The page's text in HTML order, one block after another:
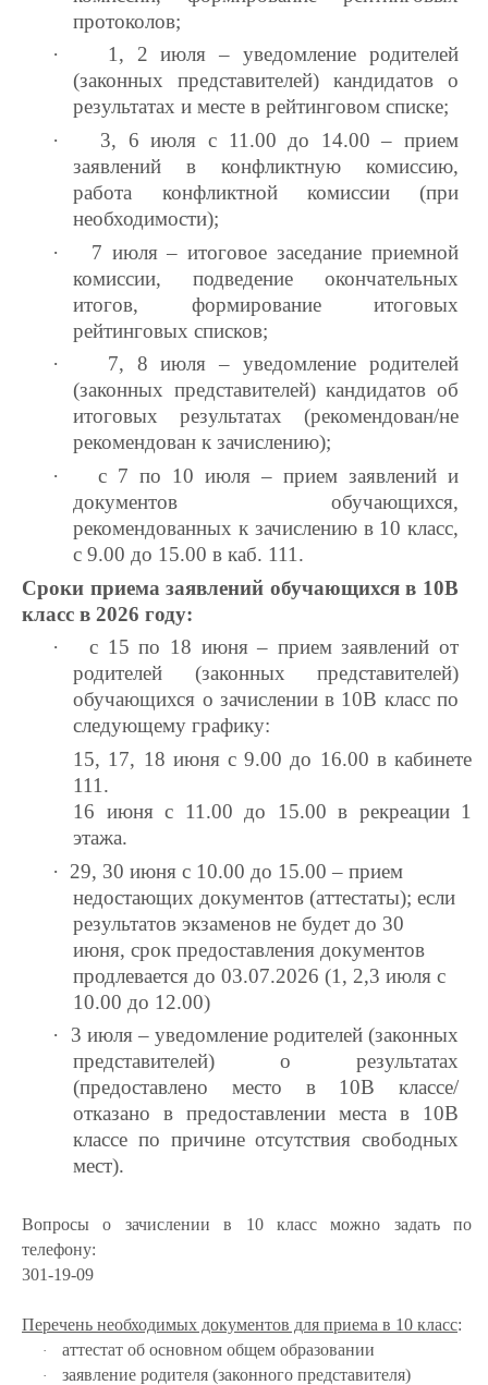
протоколов;
·
1, 2 июля – уведомление родителей
(законных представителей) кандидатов о
результатах и месте в рейтинговом списке;
·
3, 6 июля с 11.00 до 14.00 – прием
заявлений в конфликтную комиссию,
работа конфликтной комиссии (при
необходимости);
·
7 июля – итоговое заседание приемной
комиссии, подведение окончательных
итогов, формирование итоговых
рейтинговых списков;
·
7, 8 июля – уведомление родителей
(законных представителей) кандидатов об
итоговых результатах (рекомендован/не
рекомендован к зачислению);
·
с 7 по 10 июля – прием заявлений и
документов обучающихся,
рекомендованных к зачислению в 10 класс,
с 9.00 до 15.00 в каб. 111.
Сроки приема заявлений обучающихся в 10В
класс в 2026 году:
·
с 15 по 18 июня – прием заявлений от
родителей (законных представителей)
обучающихся о зачислении в 10В класс по
следующему графику:
15, 17, 18 июня с 9.00 до 16.00 в кабинете
111.
16 июня с 11.00 до 15.00 в рекреации 1
этажа.
·
29, 30 июня с 10.00 до 15.00 – прием
недостающих документов (аттестаты);если
результатов экзаменов не будет до 30
июня, срок предоставления документов
продлевается до 03.07.2026 (1, 2,3 июля с
10.00 до 12.00)
·
3 июля – уведомление родителей (законных
представителей) о результатах
(предоставлено место в 10В классе/
отказано в предоставлении места в 10В
классе по причине отсутствия свободных
мест).
Вопросы о зачислении в 10 класс можно задать по
телефону:
301-19-09
Перечень необходимых документов для приема в 10 класс:
· аттестат об основном общем образовании
· заявление родителя (законного представителя)